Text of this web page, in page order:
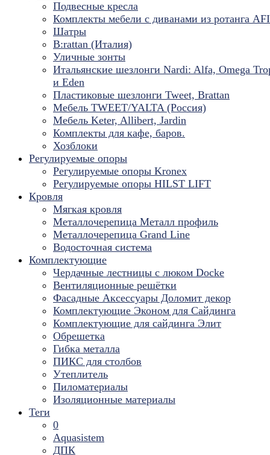
Подвесные кресла
Комплекты мебели с диванами из ротанга
Шатры
B:rattan (Италия)
Уличные зонты
Итальянские шезлонги Nardi: Alfa, Omega
и Eden
Пластиковые шезлонги Tweet, Brattan
Мебель TWEET/YALTA (Россия)
Мебель Keter, Allibert, Jardin
Комплекты для кафе, баров.
Хозблоки
Регулируемые опоры
Регулируемые опоры Kronex
Регулируемые опоры HILST LIFT
Кровля
Мягкая кровля
Металлочерепица Металл профиль
Металлочерепица Grand Line
Водосточная система
Комплектующие
Чердачные лестницы с люком Docke
Вентиляционные решётки
Фасадные Аксессуары Доломит декор
Комплектующие Эконом для Сайдинга
Комплектующие для cайдинга Элит
Обрешетка
Гибка металла
ПИКС для столбов
Утеплитель
Пиломатериалы
Изоляционные материалы
Теги
0
Aquasistem
ДПК